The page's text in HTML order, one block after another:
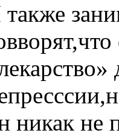
никак не